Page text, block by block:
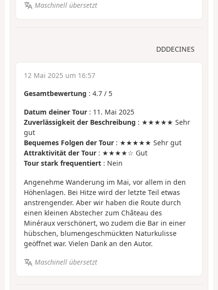
Maschinell übersetzt
DDDECINES
12 Mai 2025 um 16:57
Gesamtbewertung : 4.7 / 5
Datum deiner Tour : 11. Mai 2025
Zuverlässigkeit der Beschreibung : ★★★★★ Sehr
gut
Bequemes Folgen der Tour : ★★★★★ Sehr gut
Attraktivität der Tour : ★★★★☆ Gut
Tour stark frequentiert : Nein
Angenehme Wanderung im Mai, vor allem in den
Höhenlagen. Bei Hitze wird der letzte Teil etwas
anstrengender. Aber wir haben die Route durch
einen kleinen Abstecher zum Château des
Minéraux verschönert, wo zudem die Bar in einer
hübschen, blumengeschmückten Naturkulisse
geöffnet war. Vielen Dank an den Autor.
Maschinell übersetzt